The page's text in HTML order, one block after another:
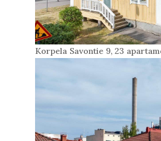
Korpela Savontie 9, 23